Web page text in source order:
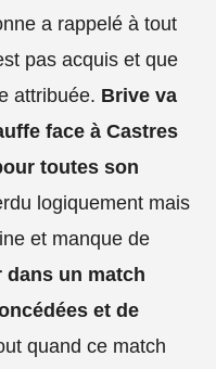
a rappelé à tout
pas acquis et que
attribuée. Brive va
face à Castres
toutes son
logiquement mais
et manque de
un match
et de
quand ce match